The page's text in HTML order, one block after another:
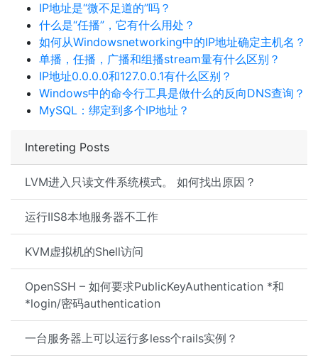
Intereting Posts
LVM进入只读文件系统模式。 如何找出原因？
运行IIS8本地服务器不工作
KVM虚拟机的Shell访问
OpenSSH – 如何要求PublicKeyAuthentication *和
*login/密码authentication
一台服务器上可以运行多less个rails实例？
IP地址是“微不足道的”吗？
什么是“任播”，它有什么用处？
如何从Windowsnetworking中的IP地址确定主机名？
单播，任播，广播和组播stream量有什么区别？
IP地址0.0.0.0和127.0.0.1有什么区别？
Windows中的命令行工具是做什么的反向DNS查询？
MySQL：绑定到多个IP地址？